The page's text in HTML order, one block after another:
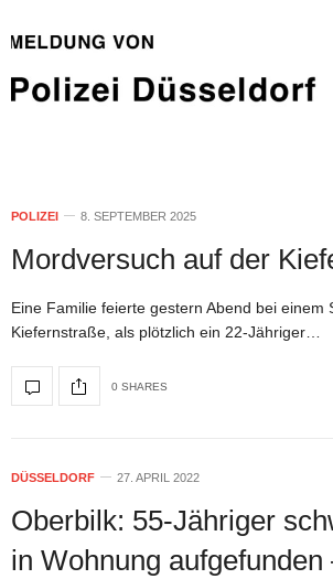
POLIZEI 8. SEPTEMBER 2025
Mordversuch auf der
Eine Familie feierte gestern Abend bei einem
Kiefernstraße, als plötzlich ein 22-Jähriger…
0 SHARES
DÜSSELDORF 27. APRIL 2022
Oberbilk: 55-Jähriger
in Wohnung aufgefunden